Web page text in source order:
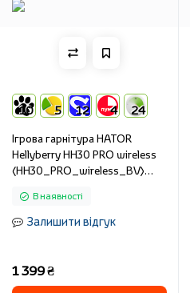
10 5 12 4 24
Ігрова гарнітура HATOR
Hellyberry HH30 PRO wireless
(HH30_PRO_wireless_BV)
В наявності
Залишити відгук
1 399 ₴